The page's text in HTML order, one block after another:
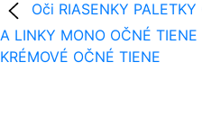
Oči RIASENKY
A LINKY MONO OČNÉ
KRÉMOVÉ OČNÉ TIENE